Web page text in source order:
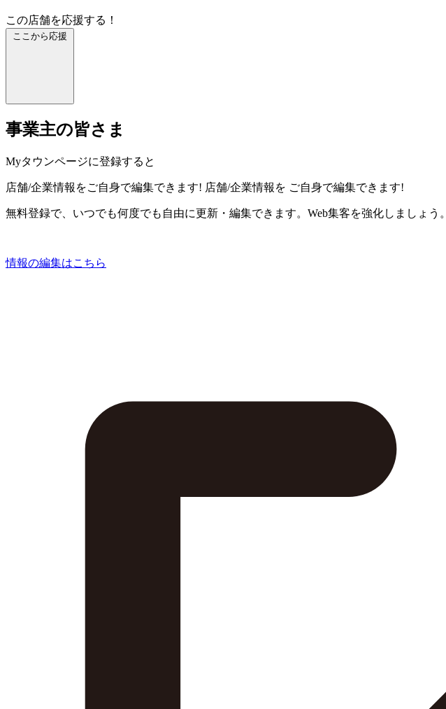
この店舗を応援する！
ここから応援
事業主の皆さま
Myタウンページに登録すると
店舗/企業情報をご自身で編集できます! 店舗/企業情報を ご自身で編集できます!
無料登録で、いつでも何度でも自由に更新・編集できます。Web集客を強化しましょう。
情報の編集はこちら